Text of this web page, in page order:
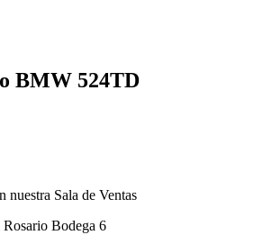
BMW 524TD
nuestra Sala de Ventas
Bodega 6